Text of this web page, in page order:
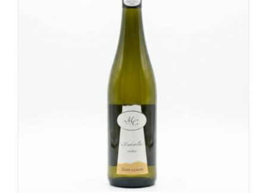
VERANSTALTUNGEN
AUSZEICHNUNGEN
KONTAKT | ÖFFNUNGSZEITEN
SHOP